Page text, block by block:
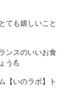
ても嬉しいこと
ンスのいいお食
う💪
【いのラボ】ト